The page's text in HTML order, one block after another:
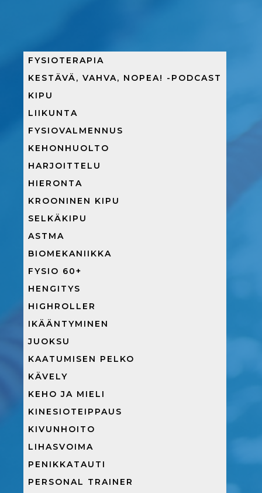
FYSIOTERAPIA
KESTÄVÄ, VAHVA, NOPEA! -PODCAST
KIPU
LIIKUNTA
FYSIOVALMENNUS
KEHONHUOLTO
HARJOITTELU
HIERONTA
KROONINEN KIPU
SELKÄKIPU
ASTMA
BIOMEKANIIKKA
FYSIO 60+
HENGITYS
HIGHROLLER
IKÄÄNTYMINEN
JUOKSU
KAATUMISEN PELKO
KÄVELY
KEHO JA MIELI
KINESIOTEIPPAUS
KIVUNHOITO
LIHASVOIMA
PENIKKATAUTI
PERSONAL TRAINER